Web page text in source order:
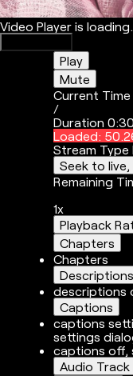
Video Player is loading.
Play
Mute
Current
/
Duration0:30
Loaded:
Stream Type
Seek to
Remaining
1x
Playback
Chapters
Chapters
Descriptions
descriptions
Captions
captions
settings
captions off,
Audio Track